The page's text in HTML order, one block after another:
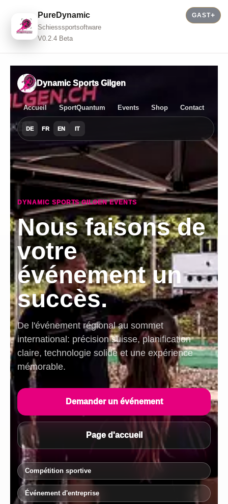
PureDynamic
Schiesssportsoftware
V0.2.4 Beta
GAST
Dynamic Sports Gilgen
Accueil SportQuantum Events Shop Contact
DE FR EN IT
DYNAMIC SPORTS GILGEN EVENTS
Nous faisons de
votre
événement un
succès.
De l'événement régional au sommet
international: précision suisse, planification
claire, technologie solide et une expérience
mémorable.
Demander un événement
Page d'accueil
Compétition sportive
Événement d'entreprise